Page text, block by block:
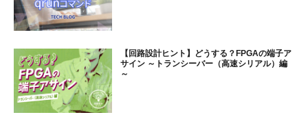
【回路設計ヒント】どうする？FPGAの端子ア
サイン ～トランシーバー（高速シリアル）編
～